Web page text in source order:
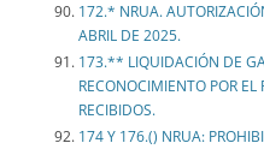
172.* NRUA.
ABRIL DE 2025.
173.** LIQUIDACIÓN DE
RECONOCIMIENTO POR EL
RECIBIDOS.
174 Y 176.() NRUA: